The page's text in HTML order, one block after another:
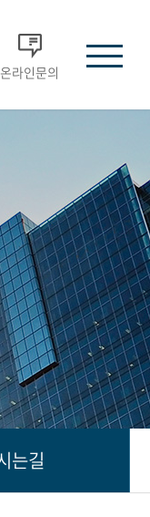
온라인문의
는길